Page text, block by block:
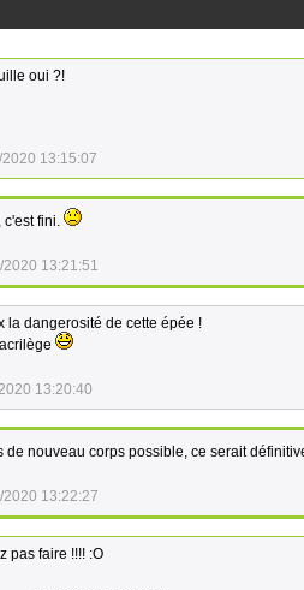
oui ?!
13:15:07
c'est fini.
2020 13:21:51
la dangerosité de cette épée !
13:20:40
de nouveau corps possible, ce serait
2020 13:22:27
pas faire !!!! :O